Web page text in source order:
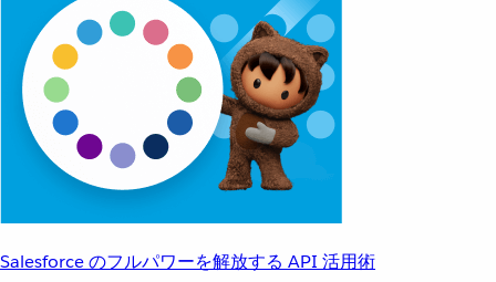
Salesforce のフルパワーを解放する API 活用術